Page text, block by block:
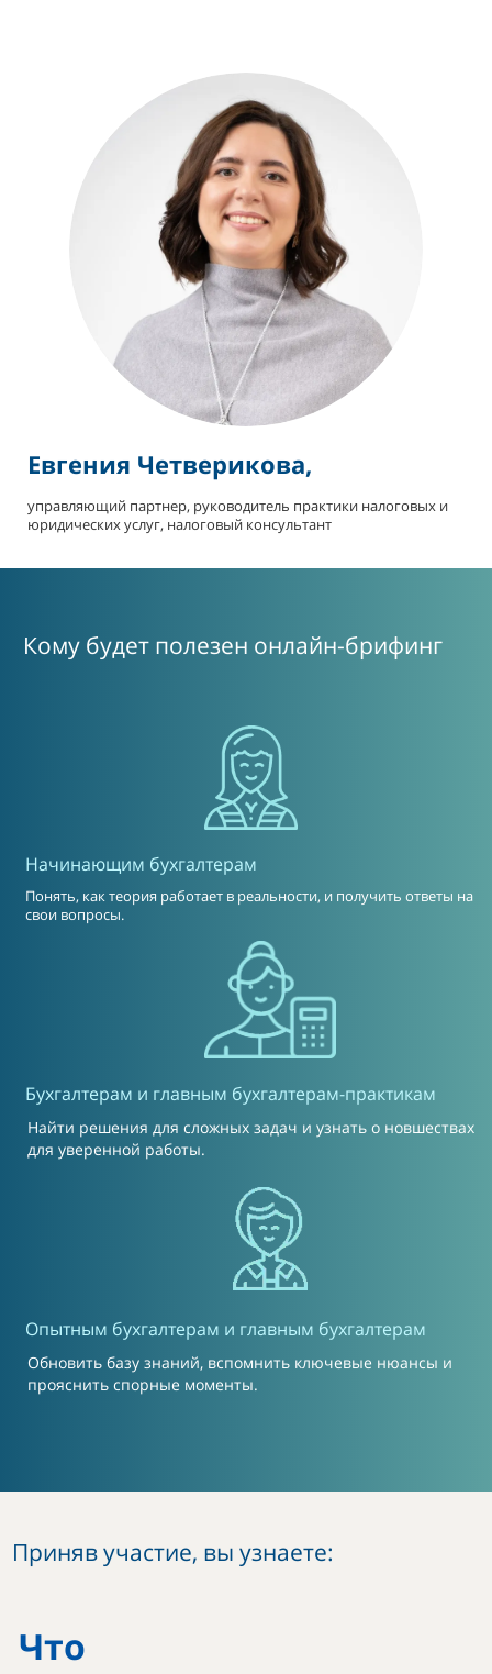
Евгения Четверикова,
управляющий партнер, руководитель практики налоговых и
юридических услуг, налоговый консультант
Кому будет полезен онлайн-брифинг
Начинающим бухгалтерам
Понять, как теория работает в реальности, и получить ответы на
свои вопросы.
Бухгалтерам и главным бухгалтерам-практикам
Найти решения для сложных задач и узнать о новшествах
для уверенной работы.
Опытным бухгалтерам и главным бухгалтерам
Обновить базу знаний, вспомнить ключевые нюансы и
прояснить спорные моменты.
Приняв участие, вы узнаете:
Что